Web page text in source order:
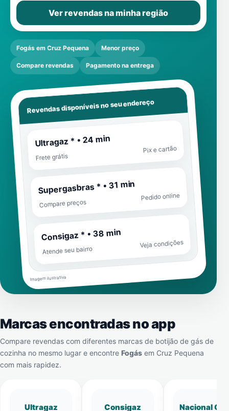
Ver revendas na minha região
Fogás em Cruz Pequena Menor preço
Compare revendas Pagamento na entrega
Revendas disponíveis no seu endereço
Ultragaz * • 24 min
Frete grátis
Pix e cartão
Supergasbras * • 31 min
Compare preços
Pedido online
Consigaz * • 38 min
Atende seu bairro
Veja condições
Imagem ilustrativa
Marcas encontradas no app
Compare revendas com diferentes marcas de botijão de gás de
cozinha no mesmo lugar e encontre Fogás em Cruz Pequena
com mais rapidez.
Ultragaz Consigaz Nacional Gás